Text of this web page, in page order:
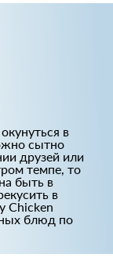
в
сытно
друзей или
темпе, то
быть в
в
Chicken
блюд по